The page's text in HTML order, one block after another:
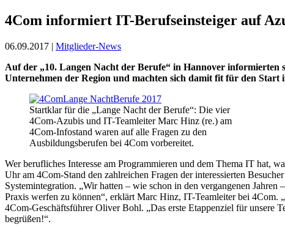
4Com informiert IT-Berufseinsteiger auf
06.09.2017 | Mitglieder-News
Auf der „10. Langen Nacht der Berufe“ in Hannover informierten
Unternehmen der Region und machten sich damit fit für den Start
Startklar für die „Lange Nacht der Berufe“: Die vier
4Com-Azubis und IT-Teamleiter Marc Hinz (re.) am
4Com-Infostand waren auf alle Fragen zu den
Ausbildungsberufen bei 4Com vorbereitet.
Wer berufliches Interesse am Programmieren und dem Thema IT hat,
Uhr am 4Com-Stand den zahlreichen Fragen der interessierten
Systemintegration. „Wir hatten – wie schon in den vergangenen
Praxis werfen zu können“, erklärt Marc Hinz, IT-Teamleiter bei 4Com.
4Com-Geschäftsführer Oliver Bohl. „Das erste Etappenziel für unsere
begrüßen!“.